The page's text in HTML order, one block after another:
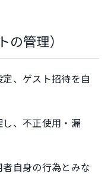
管理）
、ゲスト招待を自
、不正使用・漏
自身の行為とみな